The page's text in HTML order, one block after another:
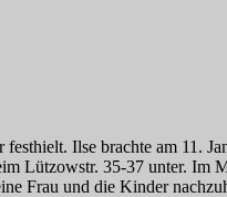
Ilse brachte am 11.
Lützowstr. 35-37 unter. Im
Frau und die Kinder